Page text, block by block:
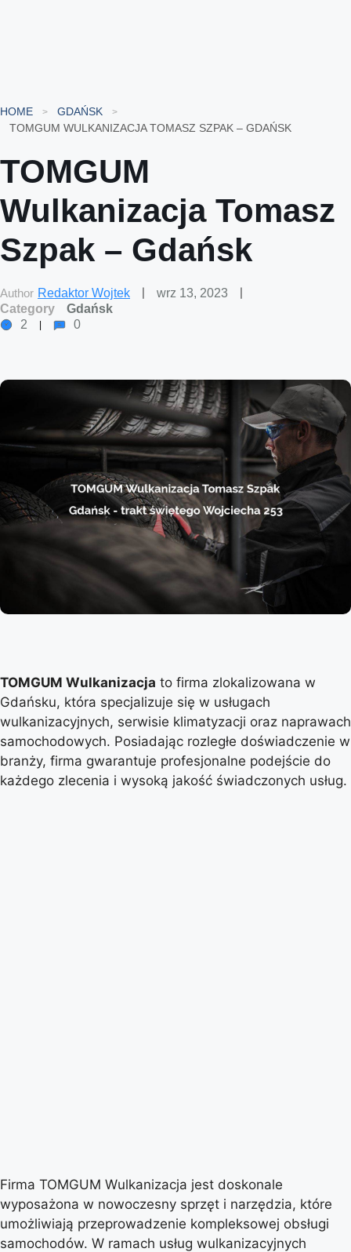
HOME
GDAŃSK
TOMGUM WULKANIZACJA TOMASZ SZPAK – GDAŃSK
TOMGUM
Wulkanizacja Tomasz
Szpak – Gdańsk
Author Redaktor Wojtek
wrz 13, 2023
Category
Gdańsk
2
0
TOMGUM Wulkanizacja to firma zlokalizowana w
Gdańsku, która specjalizuje się w usługach
wulkanizacyjnych, serwisie klimatyzacji oraz naprawach
samochodowych. Posiadając rozległe doświadczenie w
branży, firma gwarantuje profesjonalne podejście do
każdego zlecenia i wysoką jakość świadczonych usług.
Firma TOMGUM Wulkanizacja jest doskonale
wyposażona w nowoczesny sprzęt i narzędzia, które
umożliwiają przeprowadzenie kompleksowej obsługi
samochodów. W ramach usług wulkanizacyjnych